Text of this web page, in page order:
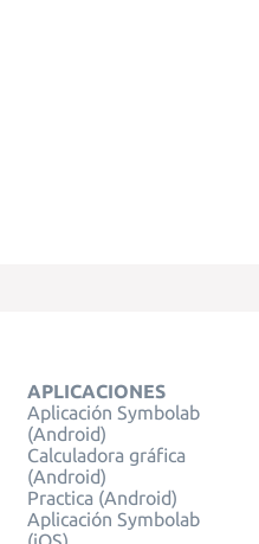
APLICACIONES
Aplicación Symbolab
(Android)
Calculadora gráfica
(Android)
Practica (Android)
Aplicación Symbolab